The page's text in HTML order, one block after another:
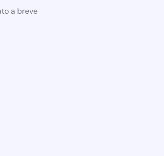
a breve